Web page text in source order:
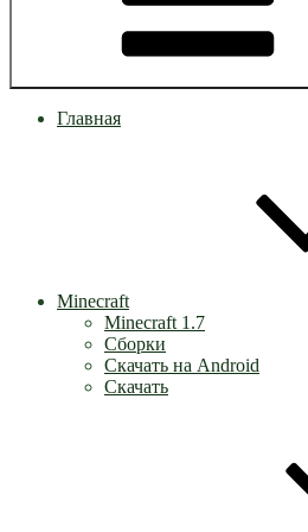
Главная
Minecraft
Minecraft 1.7
Сборки
Скачать на Android
Скачать